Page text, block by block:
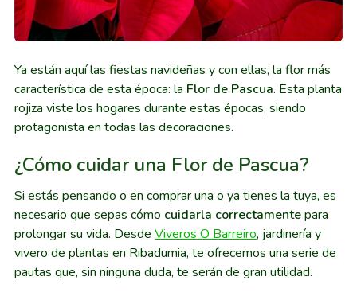
Ya están aquí las fiestas navideñas y con ellas, la flor más
característica de esta época: la Flor de Pascua. Esta planta
rojiza viste los hogares durante estas épocas, siendo
protagonista en todas las decoraciones.
¿Cómo cuidar una Flor de Pascua?
Si estás pensando o en comprar una o ya tienes la tuya, es
necesario que sepas cómo cuidarla correctamentepara
prolongar su vida. Desde Viveros O Barreiro, jardinería y
vivero de plantas en Ribadumia, te ofrecemos una serie de
pautas que, sin ninguna duda, te serán de gran utilidad.